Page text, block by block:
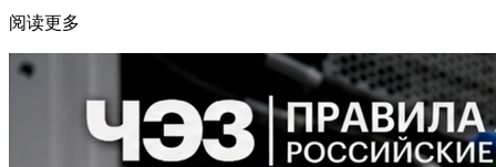
阅读更多